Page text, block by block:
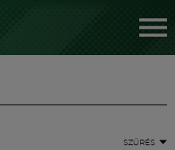
SZŰRÉS